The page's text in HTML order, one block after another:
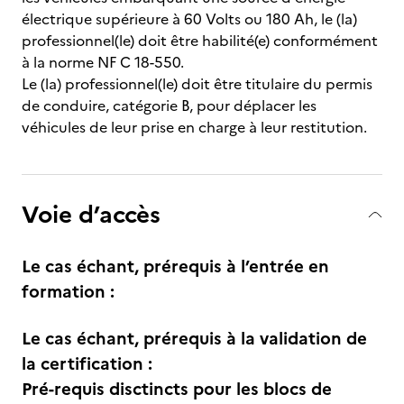
électrique supérieure à 60 Volts ou 180 Ah, le (la)
professionnel(le) doit être habilité(e) conformément
à la norme NF C 18-550.
Le (la) professionnel(le) doit être titulaire du permis
de conduire, catégorie B, pour déplacer les
véhicules de leur prise en charge à leur restitution.
Voie d’accès
Le cas échant, prérequis à l’entrée en
formation :
Le cas échant, prérequis à la validation de
la certification :
Pré-requis disctincts pour les blocs de